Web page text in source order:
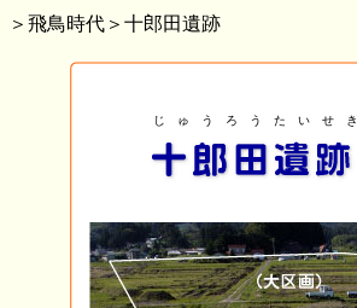
＞飛鳥時代＞十郎田遺跡
じ ゅ う ろ う た い せ き